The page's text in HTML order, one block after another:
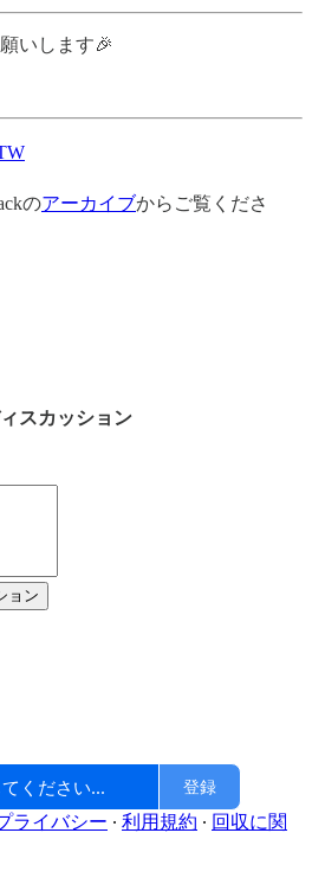
いします🎉
のアーカイブからご覧くださ
スカッション
ョン
登録
ライバシー ∙ 利用規約 ∙ 回収に関